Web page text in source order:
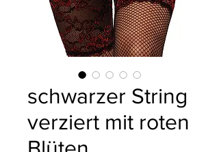
schwarzer String
verziert mit roten